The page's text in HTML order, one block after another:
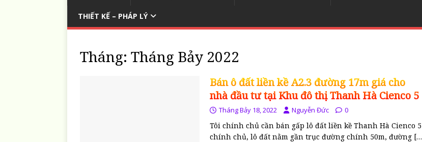
THIẾT KẾ – PHÁP LÝ
Tháng: Tháng Bảy 2022
Bán ô đất liền kề A2.3 đường 17m giá cho
nhà đầu tư tại Khu đô thị Thanh Hà Cienco 5
Tháng Bảy 18, 2022 Nguyễn Đức 0
Tôi chính chủ cần bán gấp lô đất liền kề Thanh Hà Cienco 5
chính chủ, lô đất nằm gần trục đường chính 50m, đường […